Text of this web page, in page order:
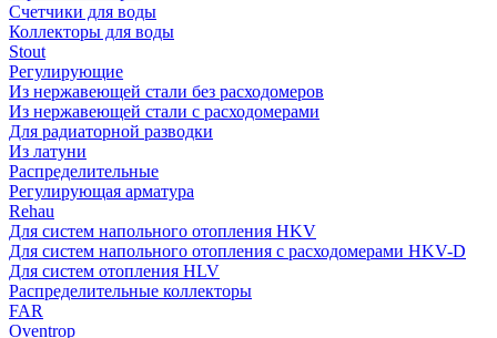
Счетчики для воды
Коллекторы для воды
Stout
Регулирующие
Из нержавеющей стали без расходомеров
Из нержавеющей стали с расходомерами
Для радиаторной разводки
Из латуни
Распределительные
Регулирующая арматура
Rehau
Для систем напольного отопления HKV
Для систем напольного отопления с расходомерами HKV-D
Для систем отопления HLV
Распределительные коллекторы
FAR
Oventrop